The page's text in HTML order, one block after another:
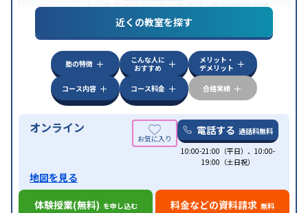
ト対策英検(英語検定)対策英語・英会話特化対策
特徴
中高一貫校生に対応授業の振替可能
学習にPC・タブレットを利用オンライン対応1
科目から受講可能
近くの教室を探す
塾の特徴
こんな人に
おすすめ
メリット・
デメリット
コース内容
コース料金 合格実績
オンライン 電話する 通話料無料
10:00-21:00（平日）、10:00-
19:00（土日祝）
地図を見る
体験授業(無料) を申し込む 料金などの資料請求 無料